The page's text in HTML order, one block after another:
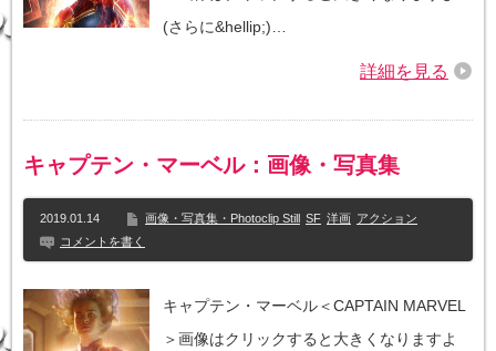
(さらに&hellip;)…
詳細を見る
キャプテン・マーベル：画像・写真集
2019.01.14 画像・写真集・Photoclip Still SF 洋画 アクション
コメントを書く
キャプテン・マーベル＜CAPTAIN MARVEL
＞画像はクリックすると大きくなりますよ